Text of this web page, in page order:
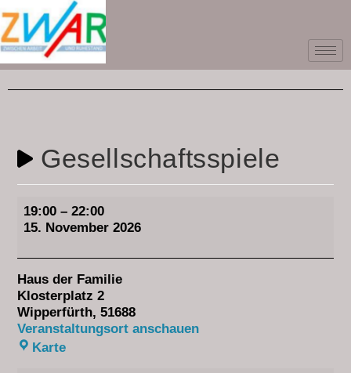
Gesellschaftsspiele
19:00 –22:00
15. November 2026
Haus der Familie
Klosterplatz 2
Wipperfürth,51688
Veranstaltungsort anschauen
Karte